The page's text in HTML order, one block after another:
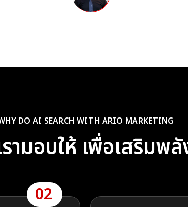
DO AI SEARCH WITH ARIO MARKETING
ามอบให้ เพื่อเสริมพ
02